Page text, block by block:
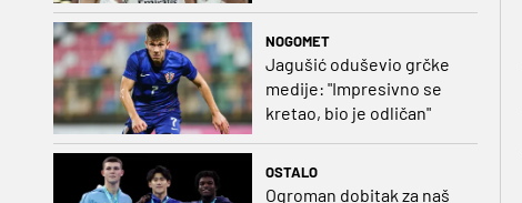
NOGOMET
Jagušić oduševio grčke
medije: "Impresivno se
kretao, bio je odličan"
OSTALO
Ogroman dobitak za naš